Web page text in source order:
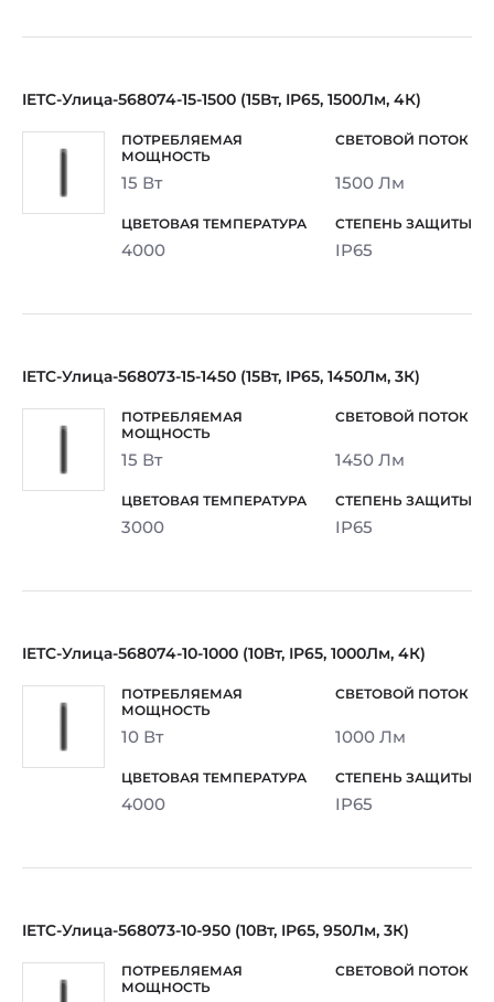
IETC-Улица-568074-15-1500 (15Вт, IP65, 1500Лм, 4К)
15 Вт 1500 Лм
4000 IP65
IETC-Улица-568073-15-1450 (15Вт, IP65, 1450Лм, 3К)
15 Вт 1450 Лм
3000 IP65
IETC-Улица-568074-10-1000 (10Вт, IP65, 1000Лм, 4К)
10 Вт 1000 Лм
4000 IP65
IETC-Улица-568073-10-950 (10Вт, IP65, 950Лм, 3К)